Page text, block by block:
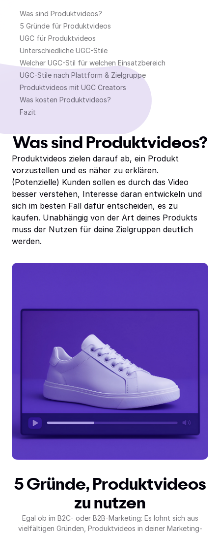
Was sind Produktvideos?
5 Gründe für Produktvideos
UGC für Produktvideos
Unterschiedliche UGC-Stile
Welcher UGC-Stil für welchen Einsatzbereich
UGC-Stile nach Plattform & Zielgruppe
Produktvideos mit UGC Creators
Was kosten Produktvideos?
Fazit
Was sind Produktvideos?
Produktvideos zielen darauf ab, ein Produkt
vorzustellen und es näher zu erklären.
(Potenzielle) Kunden sollen es durch das Video
besser verstehen, Interesse daran entwickeln und
sich im besten Fall dafür entscheiden, es zu
kaufen. Unabhängig von der Art deines Produkts
muss der Nutzen für deine Zielgruppen deutlich
werden.
5 Gründe, Produktvideos
zu nutzen
Egal ob im B2C- oder B2B-Marketing: Es lohnt sich aus
vielfältigen Gründen, Produktvideos in deiner Marketing-